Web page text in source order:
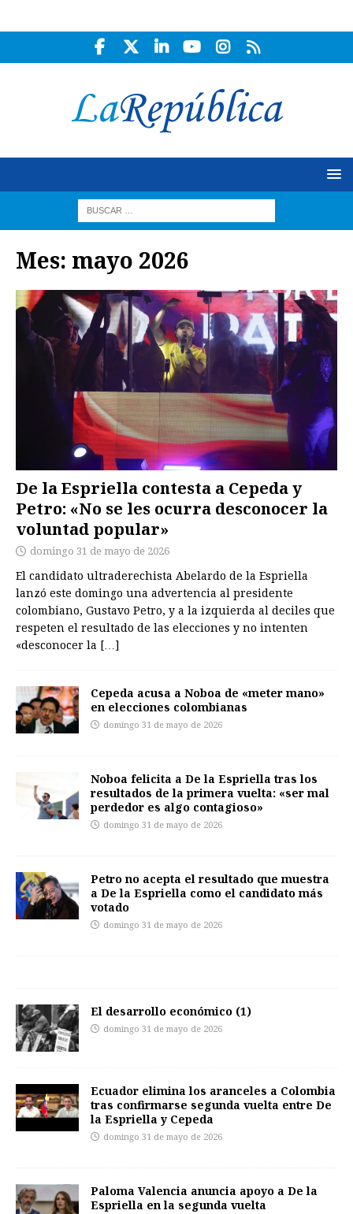
Mes: mayo 2026
De la Espriella contesta a Cepeda y
Petro: «No se les ocurra desconocer la
voluntad popular»
domingo 31 de mayo de 2026
El candidato ultraderechista Abelardo de la Espriella
lanzó este domingo una advertencia al presidente
colombiano, Gustavo Petro, y a la izquierda al deciles que
respeten el resultado de las elecciones y no intenten
«desconocer la […]
Cepeda acusa a Noboa de «meter mano»
en elecciones colombianas
domingo 31 de mayo de 2026
Noboa felicita a De la Espriella tras los
resultados de la primera vuelta: «ser mal
perdedor es algo contagioso»
domingo 31 de mayo de 2026
Petro no acepta el resultado que muestra
a De la Espriella como el candidato más
votado
domingo 31 de mayo de 2026
El desarrollo económico (1)
domingo 31 de mayo de 2026
Ecuador elimina los aranceles a Colombia
tras confirmarse segunda vuelta entre De
la Espriella y Cepeda
domingo 31 de mayo de 2026
Paloma Valencia anuncia apoyo a De la
Espriella en la segunda vuelta